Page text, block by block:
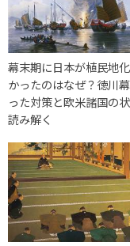
幕末期に日本が植民地
かったのはなぜ？徳川
った対策と欧米諸国の
読み解く